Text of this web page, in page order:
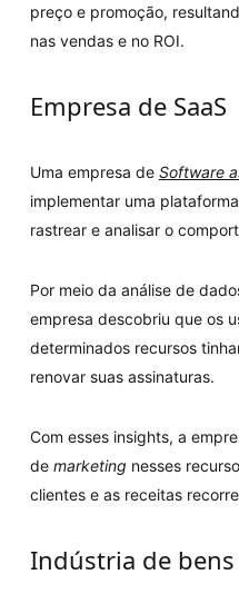
preço e promoção,
nas vendas e no ROI.
Empresa de SaaS
Uma empresa de Software
implementar uma
rastrear e analisar o
Por meio da análise de
empresa descobriu que os
determinados recursos
renovar suas assinaturas.
Com esses insights, a
de marketing nesses
clientes e as receitas
Indústria de